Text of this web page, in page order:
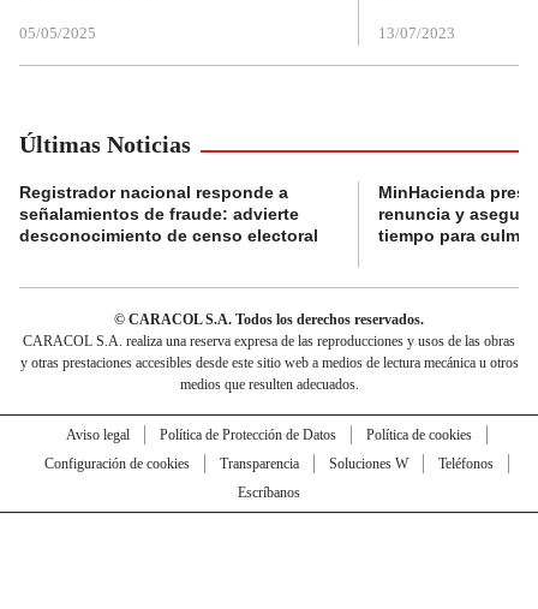
05/05/2025 13/07/2023
Últimas Noticias
Registrador nacional responde a
señalamientos de fraude: advierte
desconocimiento de censo electoral
MinHacienda
renuncia y
tiempo para
© CARACOL S.A. Todos los derechos reservados.
CARACOL S.A. realiza una reserva expresa de las reproducciones y usos de las obras
y otras prestaciones accesibles desde este sitio web a medios de lectura mecánica u otros
medios que resulten adecuados.
Aviso legal Política de Protección de Datos
Política de cookies
Configuración de cookies
Transparencia Soluciones W
Teléfonos
Escríbanos